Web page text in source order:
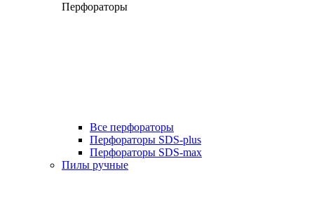
Перфораторы
Все перфораторы
Перфораторы SDS-plus
Перфораторы SDS-max
Пилы ручные